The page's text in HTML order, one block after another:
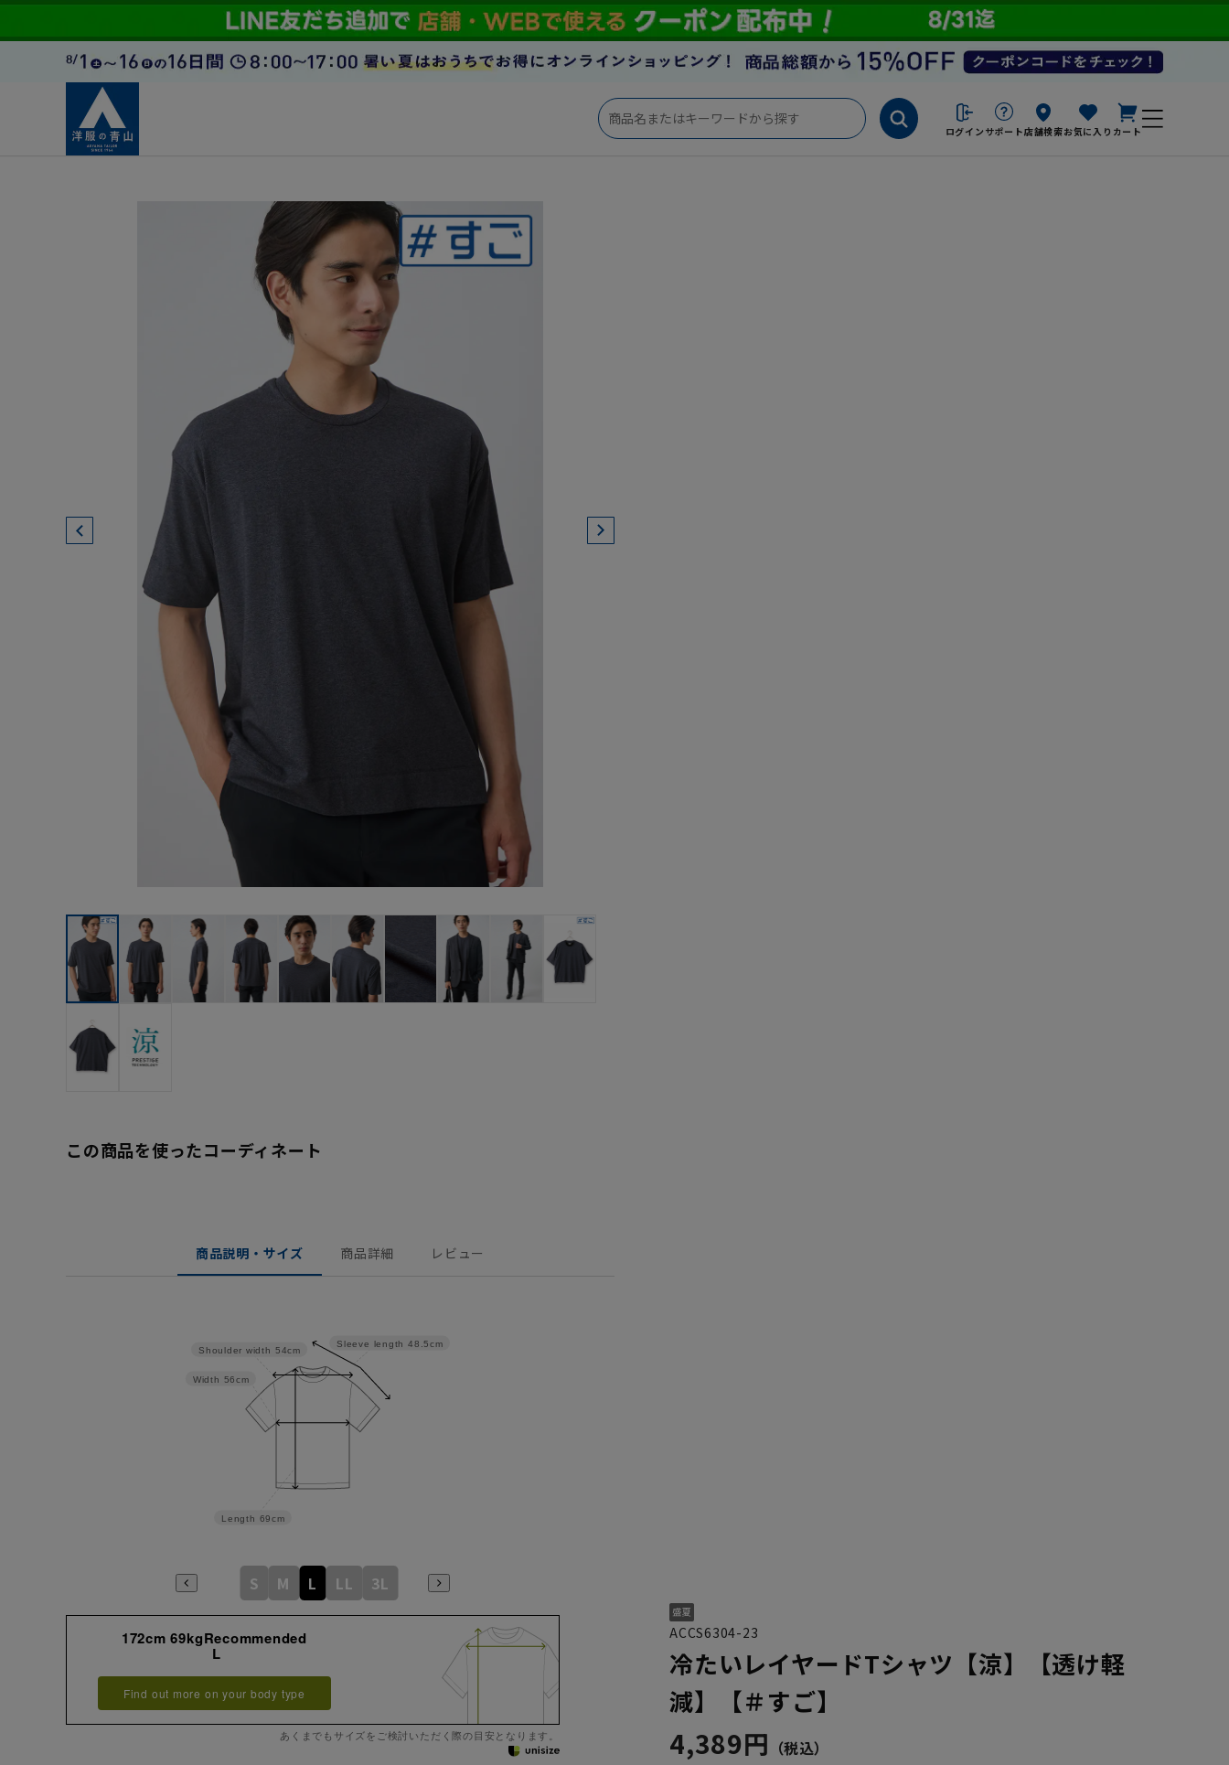
ログイン サポート店舗検索お気に入り カート
この商品を使ったコーディネート
商品説明・サイズ 商品詳細 レビュー
Sleeve length 48.5cm
Length 69cm
Width 56cm
Shoulder width 54cm
S M L LL 3L
172cm 69kgRecommended
L
Find out more on your body type
あくまでもサイズをご検討いただく際の目安となります。
ACCS6304-23
冷たいレイヤードTシャツ【涼】【透け軽
減】【＃すご】
4,389円